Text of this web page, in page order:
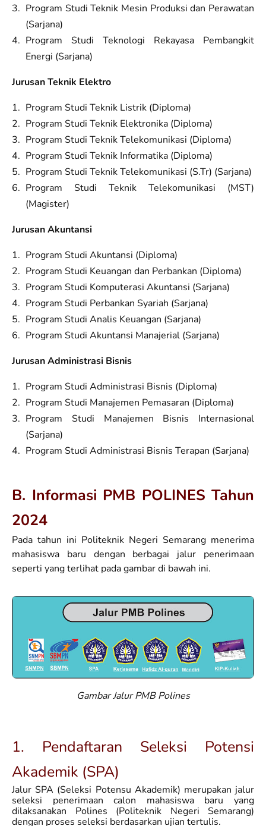
Program Studi Teknik Mesin Produksi dan Perawatan
(Sarjana)
Program Studi Teknologi Rekayasa Pembangkit
Energi (Sarjana)
Jurusan Teknik Elektro
Program Studi Teknik Listrik (Diploma)
Program Studi Teknik Elektronika (Diploma)
Program Studi Teknik Telekomunikasi (Diploma)
Program Studi Teknik Informatika (Diploma)
Program Studi Teknik Telekomunikasi (S.Tr) (Sarjana)
Program Studi Teknik Telekomunikasi (MST)
(Magister)
Jurusan Akuntansi
Program Studi Akuntansi (Diploma)
Program Studi Keuangan dan Perbankan (Diploma)
Program Studi Komputerasi Akuntansi (Sarjana)
Program Studi Perbankan Syariah (Sarjana)
Program Studi Analis Keuangan (Sarjana)
Program Studi Akuntansi Manajerial (Sarjana)
Jurusan Administrasi Bisnis
Program Studi Administrasi Bisnis (Diploma)
Program Studi Manajemen Pemasaran (Diploma)
Program Studi Manajemen Bisnis Internasional
(Sarjana)
Program Studi Administrasi Bisnis Terapan (Sarjana)
B. Informasi PMB POLINES Tahun
2024
Pada tahun ini Politeknik Negeri Semarang menerima
mahasiswa baru dengan berbagai jalur penerimaan
seperti yang terlihat pada gambar di bawah ini.
Gambar Jalur PMB Polines
1. Pendaftaran Seleksi Potensi
Akademik (SPA)
Jalur SPA (Seleksi Potensu Akademik) merupakan jalur
seleksi penerimaan calon mahasiswa baru yang
dilaksanakan Polines (Politeknik Negeri Semarang)
dengan proses seleksi berdasarkan ujian tertulis.